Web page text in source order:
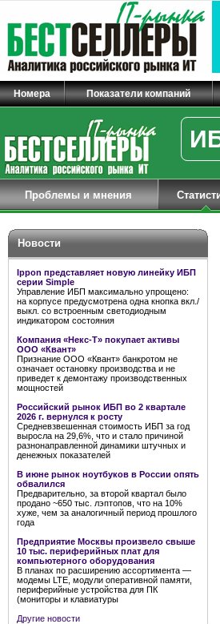
Номера Показатели компаний
Проблемы и мнения
Новости
Ippon представляет новую линейку ИБП
серии Simple
Управление ИБП максимально упрощено:
на корпусе предусмотрена одна кнопка вкл./
выкл. со встроенным светодиодным
индикатором состояния
Компания «Некс-Т» покупает активы
ООО «Квант»
Признание ООО «Квант» банкротом не
означает остановку производства и не
приведет к демонтажу производственных
мощностей
Российский рынок ИБП во 2 квартале
2026 г. вернулся к росту
Средневзвешенная стоимость ИБП за год
выросла на 29,6%, что и стало причиной
разнонаправленной динамики штучных и
денежных показателей
В июне рынок ноутбуков в России опять
обвалился
Предварительно, за второй квартал было
продано ~650 тыс. лэптопов, что на 10%
хуже, чем за аналогичный период прошлого
года
Предприятие Москвы произвело свыше
10 тыс. периферийных плат для
компьютерного оборудования
В планах по расширению ассортимента —
модемы LTE, модули оперативной памяти,
периферийные устройства для ПК
(мониторы и клавиатуры
Другие новости